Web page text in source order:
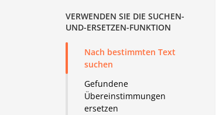
VERWENDEN SIE DIE SUCHEN-
UND-ERSETZEN-FUNKTION
Nach bestimmten Text
suchen
Gefundene
Übereinstimmungen
ersetzen